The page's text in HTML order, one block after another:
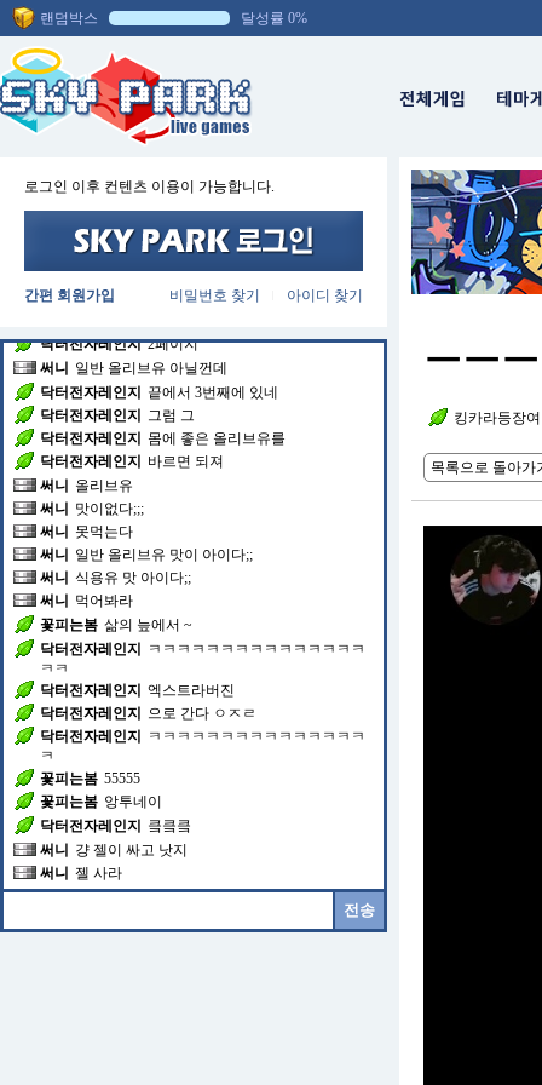
랜덤박스 달성률 0%
로그인 이후 컨텐츠 이용이 가능합니다.
간편 회원가입 아이디 찾기
비밀번호 찾기
채팅방에 입장하셨습니다.
꽃피는봄 ㅋㅋㅋㅋㅋㅋㅋㅋㅋㅋㅋ
가서먹자고
니 침냄새에 니가 학띤다
닥터전자레인지 건강에도 좋다고 하더라
닥터전자레인지
ㅋㅋㅋㅋㅋㅋㅋㅋㅋㅋㅋㅋㅋㅋㅋ
닥터전자레인지 누가 올렸지
써니 ;;;;;;;;;;
금빵김사장 ★금빵김사장 입니다★골드"ㄱㅁ"골
드"ㅍㅁ"★카카오톡 : goldkey4989 (아이디추가)★
로 연락주세요 플러스친구&오픈채팅방 사칭주의
닥터전자레인지 다시 보고와야겠다
써니 몸에 좋은건
써니 일반 올리브유 아닐껀데
닥터전자레인지 끝에서 3번째에 있네
닥터전자레인지 그럼 그
닥터전자레인지 몸에 좋은 올리브유를
닥터전자레인지 바르면 되져
써니 올리브유
써니 맛이없다;;;
써니 못먹는다
써니 일반 올리브유 맛이 아이다;;
써니 식용유 맛 아이다;;
써니 먹어봐라
꽃피는봄 삶의 늪에서 ~
닥터전자레인지 ㅋㅋㅋㅋㅋㅋㅋㅋㅋㅋㅋㅋㅋㅋㅋ
ㅋㅋ
닥터전자레인지
닥터전자레인지 으로 간다 ㅇㅈㄹ
닥터전자레인지 ㅋㅋㅋㅋㅋㅋㅋㅋㅋㅋㅋㅋㅋㅋㅋ
ㅋ
꽃피는봄
꽃피는봄 앙투네이
닥터전자레인지 킄킄킄
써니 걍 젤이 싸고 낫지
써니 젤 사라
가서먹자고 후
ㅡㅡ
킹카라등장여
목록으로 돌아가